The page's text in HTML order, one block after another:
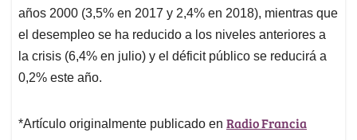
años 2000 (3,5% en 2017 y 2,4% en 2018), mientras que
el desempleo se ha reducido a los niveles anteriores a
la crisis (6,4% en julio) y el déficit público se reducirá a
0,2% este año.
*Artículo originalmente publicado en Radio Francia